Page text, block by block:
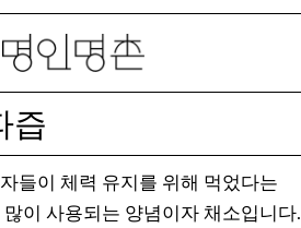
즙
들이 체력 유지를 위해 먹었다는
이 사용되는 양념이자 채소입니다.